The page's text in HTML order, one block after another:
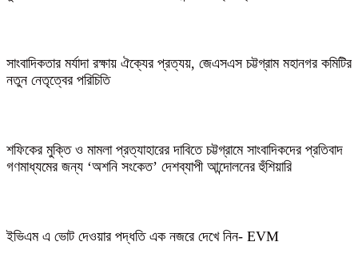
সাংবাদিকতার মর্যাদা রক্ষায় ঐক্যের প্রত্যয়, জেএসএস চট্টগ্রাম মহানগর কমিটির
নতুন নেতৃত্বের পরিচিতি
শফিকের মুক্তি ও মামলা প্রত্যাহারের দাবিতে চট্টগ্রামে সাংবাদিকদের প্রতিবাদ
গণমাধ্যমের জন্য ‘অশনি সংকেত’ দেশব্যাপী আন্দোলনের হুঁশিয়ারি
ইভিএম এ ভোট দেওয়ার পদ্ধতি এক নজরে দেখে নিন- EVM